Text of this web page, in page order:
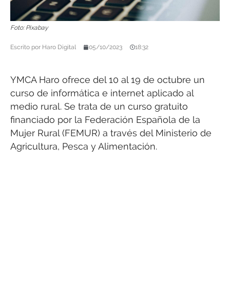
Foto: Pixabay
Escrito por Haro Digital 05/10/2023 18:32
YMCA Haro ofrece del 10 al 19 de octubre un
curso de informática e internet aplicado al
medio rural. Se trata de un curso gratuito
financiado por la Federación Española de la
Mujer Rural (FEMUR) a través del Ministerio de
Agricultura, Pesca y Alimentación.